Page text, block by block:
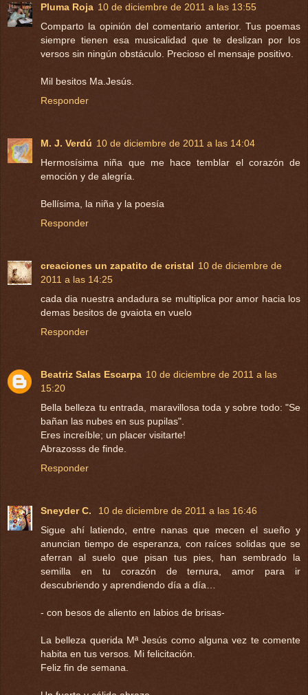
Pluma Roja 10 de diciembre de 2011 a las 13:55
Comparto la opinión del comentario anterior. Tus poemas
siempre tienen esa musicalidad que te deslizan por los
versos sin ningún obstáculo. Precioso el mensaje positivo.
Mil besitos Ma.Jesús.
Responder
M. J. Verdú 10 de diciembre de 2011 a las 14:04
Hermosísima niña que me hace temblar el corazón de
emoción y de alegría.
Bellísima, la niña y la poesía
Responder
creaciones un zapatito de cristal 10 de diciembre de
2011 a las 14:25
cada dia nuestra andadura se multiplica por amor hacia los
demas besitos de gvaiota en vuelo
Responder
Beatriz Salas Escarpa 10 de diciembre de 2011 a las
15:20
Bella belleza tu entrada, maravillosa toda y sobre todo: "Se
bañan las nubes en sus pupilas".
Eres increíble; un placer visitarte!
Abrazosss de finde.
Responder
Sneyder C.
10 de diciembre de 2011 a las 16:46
Sigue ahí latiendo, entre nanas que mecen el sueño y
anuncian tiempo de esperanza, con raíces solidas que se
aferran al suelo que pisan tus pies, han sembrado la
semilla en tu corazón de ternura, amor para ir
descubriendo y aprendiendo día a día…
- con besos de aliento en labios de brisas-
La belleza querida Mª Jesús como alguna vez te comente
habita en tus versos. Mi felicitación.
Feliz fin de semana.